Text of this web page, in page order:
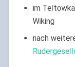
im
Wiking
nach